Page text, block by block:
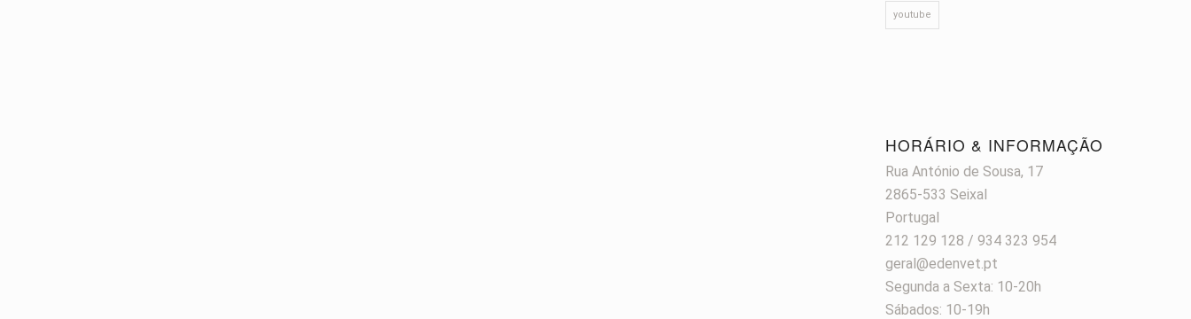
youtube
HORÁRIO & INFORMAÇÃO
Rua António de Sousa, 17
2865-533 Seixal
Portugal
212 129 128 / 934 323 954
geral@edenvet.pt
Segunda a Sexta: 10-20h
Sábados: 10-19h